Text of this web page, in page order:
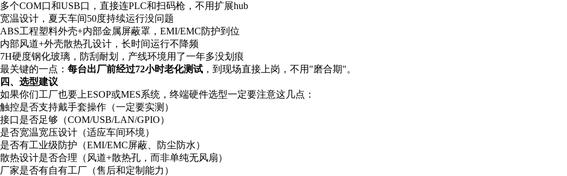
多个COM口和USB口，直接连PLC和扫码枪，不用扩展hub
宽温设计，夏天车间50度持续运行没问题
ABS工程塑料外壳+内部金属屏蔽罩，EMI/EMC防护到位
内部风道+外壳散热孔设计，长时间运行不降频
7H硬度钢化玻璃，防刮耐划，产线环境用了一年多没划痕
最关键的一点： 每台出厂前经过72小时老化测试 ，到现场直接上岗，不用"磨合期"。
四、选型建议
如果你们工厂也要上ESOP或MES系统，终端硬件选型一定要注意这几点：
触控是否支持戴手套操作（一定要实测）
接口是否足够（COM/USB/LAN/GPIO）
是否宽温宽压设计（适应车间环境）
是否有工业级防护（EMI/EMC屏蔽、防尘防水）
散热设计是否合理（风道+散热孔，而非单纯无风扇）
厂家是否有自有工厂（售后和定制能力）